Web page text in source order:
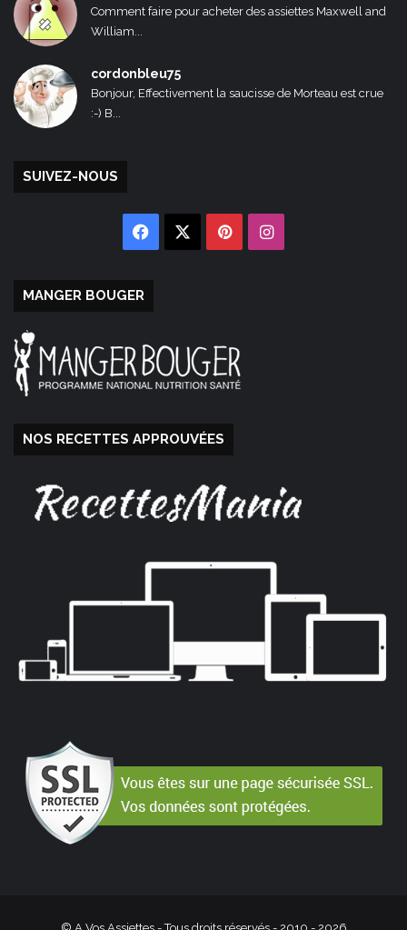
Comment faire pour acheter des assiettes Maxwell and
William...
cordonbleu75
Bonjour, Effectivement la saucisse de Morteau est crue
:-) B...
SUIVEZ-NOUS
Facebook PinterestInstagram
MANGER BOUGER
NOS RECETTES APPROUVÉES